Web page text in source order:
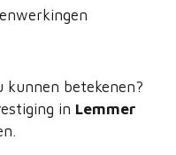
betekenen?
in Lemmer